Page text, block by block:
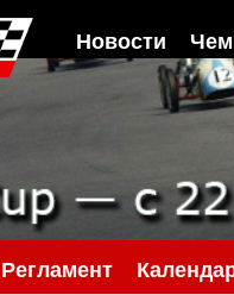
Новости
Регламент